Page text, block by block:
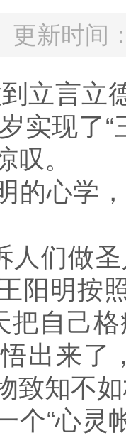
更新时间
立言立
实现了
叹。
心学
人们做
阳明按
把自己
出来了
致知不
“心灵